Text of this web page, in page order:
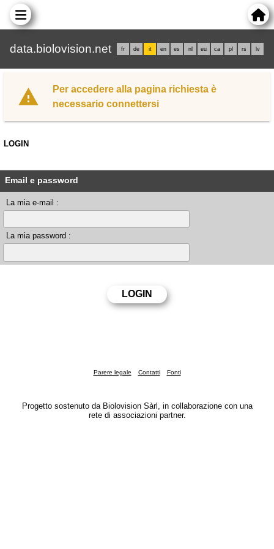
data.biolovision.net fr de it en es nl eu ca pl rs lv
Per accedere alla pagina richiesta è
necessario connettersi
LOGIN
Email e password
La mia e-mail :
La mia password :
Parere legale Contatti Fonti
Progetto sostenuto da Biolovision Sàrl, in collaborazione con una
rete di associazioni partner.